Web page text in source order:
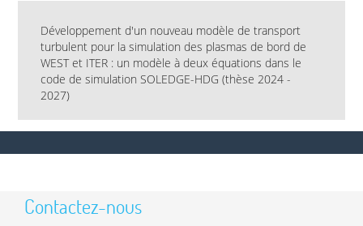
Développement d'un nouveau modèle de transport
turbulent pour la simulation des plasmas de bord de
WEST et ITER : un modèle à deux équations dans le
code de simulation SOLEDGE-HDG (thèse 2024 -
2027)
Contactez-nous